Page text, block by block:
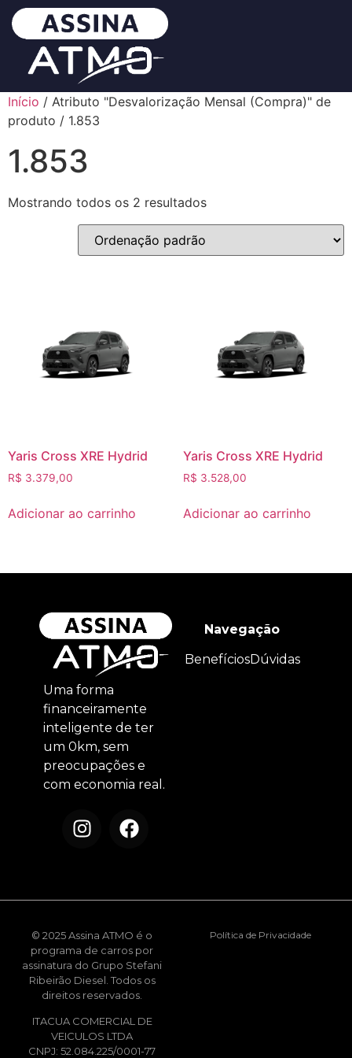
Início / Atributo "Desvalorização Mensal (Compra)" de
produto / 1.853
1.853
Mostrando todos os 2 resultados
Yaris Cross XRE Hydrid
R$ 3.379,00
Adicionar ao carrinho
Yaris Cross XRE Hydrid
R$ 3.528,00
Adicionar ao carrinho
Uma forma
financeiramente
inteligente de ter
um 0km, sem
preocupações e
com economia real.
Navegação
BenefíciosDúvidas
© 2025 Assina ATMO é o
programa de carros por
assinatura do Grupo Stefani
Ribeirão Diesel. Todos os
direitos reservados.
ITACUA COMERCIAL DE
VEICULOS LTDA
CNPJ: 52.084.225/0001-77
Política de Privacidade